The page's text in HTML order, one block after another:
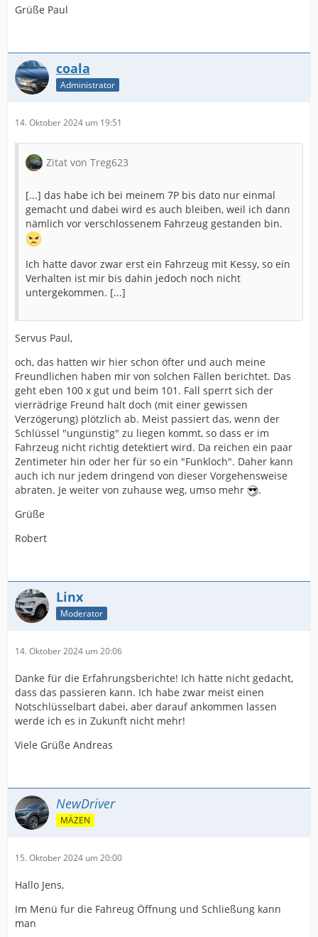
Grüße Paul
coala
Administrator
14. Oktober 2024 um 19:51
Zitat von Treg623
[...] das habe ich bei meinem 7P bis dato nur einmal
gemacht und dabei wird es auch bleiben, weil ich dann
nämlich vor verschlossenem Fahrzeug gestanden bin.
Ich hatte davor zwar erst ein Fahrzeug mit Kessy, so ein
Verhalten ist mir bis dahin jedoch noch nicht
untergekommen. [...]
Servus Paul,
och, das hatten wir hier schon öfter und auch meine
Freundlichen haben mir von solchen Fällen berichtet. Das
geht eben 100 x gut und beim 101. Fall sperrt sich der
vierrädrige Freund halt doch (mit einer gewissen
Verzögerung) plötzlich ab. Meist passiert das, wenn der
Schlüssel "ungünstig" zu liegen kommt, so dass er im
Fahrzeug nicht richtig detektiert wird. Da reichen ein paar
Zentimeter hin oder her für so ein "Funkloch". Daher kann
auch ich nur jedem dringend von dieser Vorgehensweise
abraten. Je weiter von zuhause weg, umso mehr
.
Grüße
Robert
Linx
Moderator
14. Oktober 2024 um 20:06
Danke für die Erfahrungsberichte! Ich hätte nicht gedacht,
dass das passieren kann. Ich habe zwar meist einen
Notschlüsselbart dabei, aber darauf ankommen lassen
werde ich es in Zukunft nicht mehr!
Viele Grüße Andreas
NewDriver
MÄZEN
15. Oktober 2024 um 20:00
Hallo Jens,
Im Menü fur die Fahreug Öffnung und Schließung kann
man